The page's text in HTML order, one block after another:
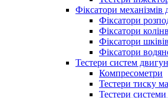
Фіксатори механізмів
Фіксатори
Фіксатори
Фіксатори
Фіксатори
Тестери систем
Компресометри
Тестери тиску
Тестери